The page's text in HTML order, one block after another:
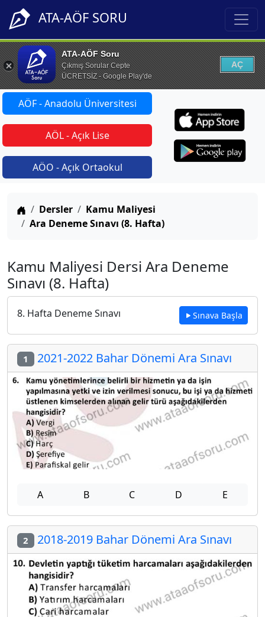
ATA-AÖF SORU
ATA-AÖF Soru
Çıkmış Sorular Cepte
ÜCRETSİZ - Google Play'de
AÇ
AÖF - Anadolu Üniversitesi
AÖL - Açık Lise
AÖO - Açık Ortaokul
Anasayfa
Dersler
Kamu Maliyesi
Ara Deneme Sınavı (8. Hafta)
Kamu Maliyesi Dersi Ara Deneme
Sınavı (8. Hafta)
8. Hafta Deneme Sınavı Sınava Başla
1 2021-2022 Bahar Dönemi Ara Sınavı
A B C D E
2 2018-2019 Bahar Dönemi Ara Sınavı